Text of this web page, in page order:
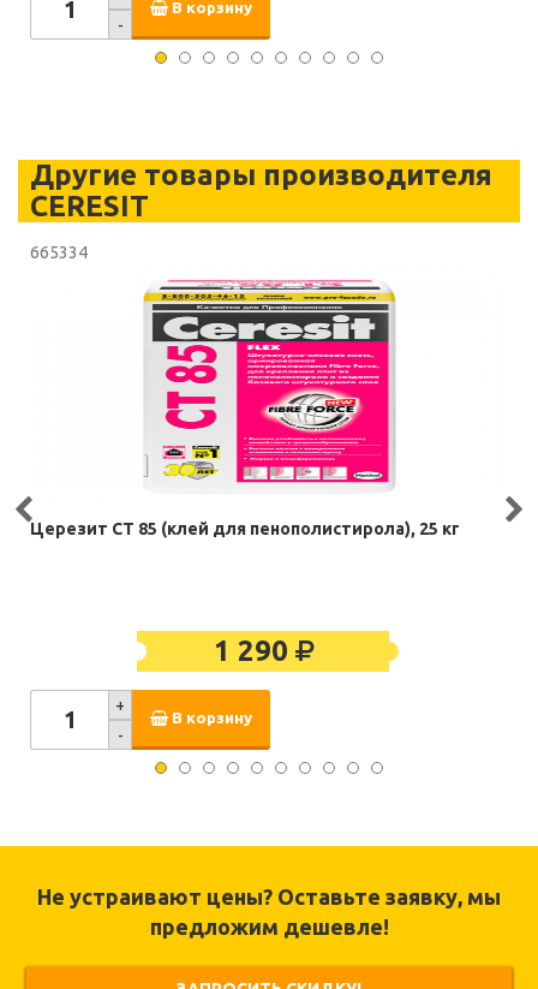
-
В корзину
Другие товары производителя
CERESIT
665334
Церезит CT 85 (клей для пенополистирола), 25 кг
1 290
+
-
В корзину
Не устраивают цены? Оставьте заявку, мы
предложим дешевле!